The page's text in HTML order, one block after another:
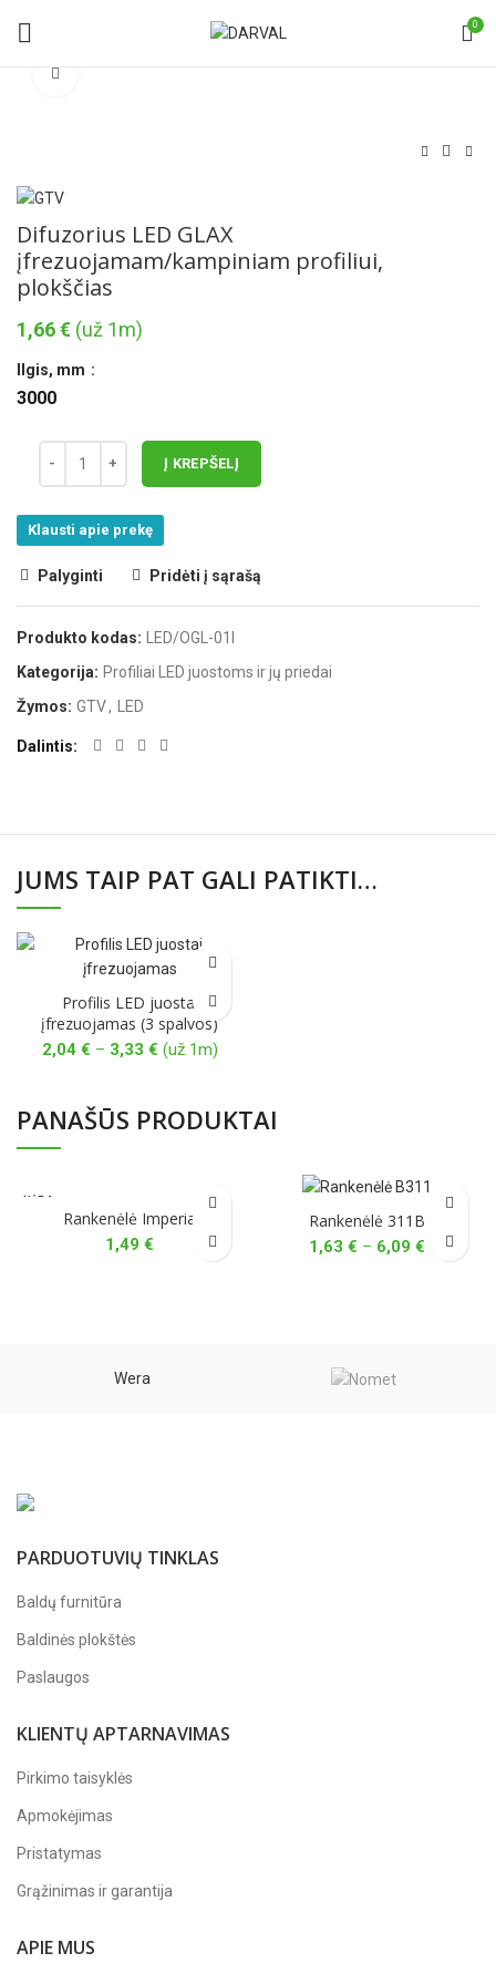
0
Difuzorius LED GLAX
įfrezuojamam/kampiniam profiliui,
plokščias
1,66€ (už 1m)
Ilgis, mm
3000
Į KREPŠELĮ
Klausti apie prekę
Palyginti Pridėti į sąrašą
Produkto kodas: LED/OGL-01I
Kategorija: Profiliai LED juostoms ir jų priedai
Žymos: GTV, LED
Dalintis
JUMS TAIP PAT GALI PATIKTI…
Profilis LED juostai
įfrezuojamas (3 spalvos)
2,04 € – 3,33 €Price
through
3,33 €
(už 1m)
PANAŠŪS PRODUKTAI
NĖRA
Rankenėlė Imperia
1,49 €
Rankenėlė 311B
1,63 € – 6,09 €Price
Wera
PARDUOTUVIŲ TINKLAS
Baldų furnitūra
Baldinės plokštės
Paslaugos
KLIENTŲ APTARNAVIMAS
Pirkimo taisyklės
Apmokėjimas
Pristatymas
Grąžinimas ir garantija
APIE MUS